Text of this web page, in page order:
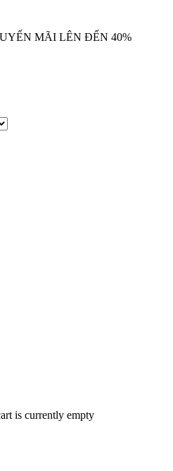
MÃI LÊN ĐẾN 40%
is currently empty